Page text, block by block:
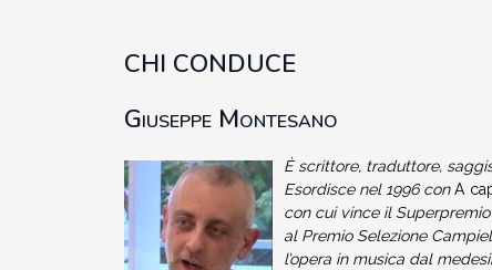
CHI CONDUCE
Giuseppe Montesano
È scrittore, traduttore,
Esordisce nel 1996 conA
con cui vince il
al Premio Selezione
l’opera in musica dal